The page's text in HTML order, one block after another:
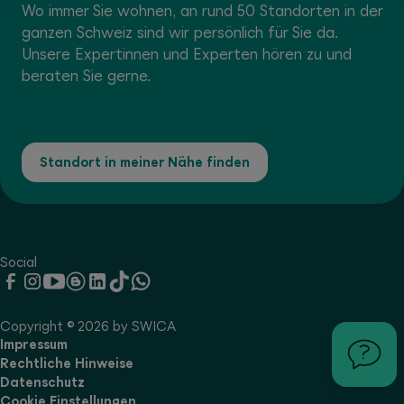
Wo immer Sie wohnen, an rund 50 Standorten in der
ganzen Schweiz sind wir persönlich für Sie da.
Unsere Expertinnen und Experten hören zu und
beraten Sie gerne.
Standort in meiner Nähe finden
Social
Copyright © 2026 by SWICA
Impressum
Rechtliche Hinweise
Datenschutz
Cookie Einstellungen